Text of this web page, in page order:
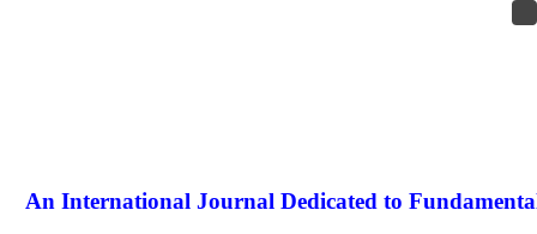
An International Journal Dedicated to